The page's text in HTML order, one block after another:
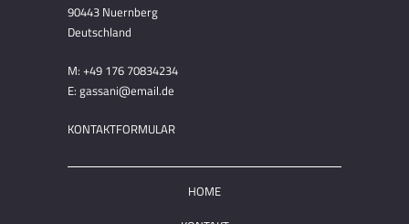
90443 Nuernberg
Deutschland
M: +49 176 70834234
E: gassani@email.de
KONTAKTFORMULAR
HOME